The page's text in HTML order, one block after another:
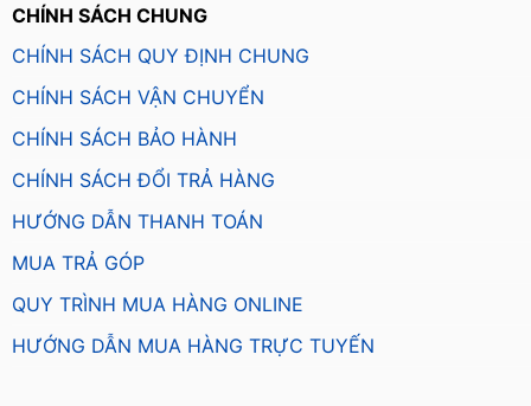
CHÍNH SÁCH CHUNG
CHÍNH SÁCH QUY ĐỊNH CHUNG
CHÍNH SÁCH VẬN CHUYỂN
CHÍNH SÁCH BẢO HÀNH
CHÍNH SÁCH ĐỔI TRẢ HÀNG
HƯỚNG DẪN THANH TOÁN
MUA TRẢ GÓP
QUY TRÌNH MUA HÀNG ONLINE
HƯỚNG DẪN MUA HÀNG TRỰC TUYẾN